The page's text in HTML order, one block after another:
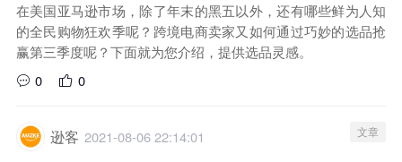
在美国亚马逊市场，除了年末的黑五以外，还有哪些鲜为人知
的全民购物狂欢季呢？跨境电商卖家又如何通过巧妙的选品抢
赢第三季度呢？下面就为您介绍，提供选品灵感。
0
0
逊客 2021-08-06 22:14:01 文章